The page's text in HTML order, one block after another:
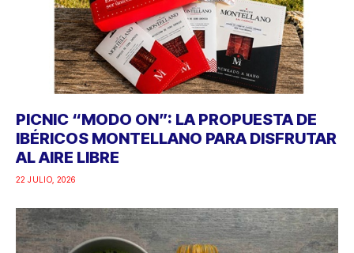
PICNIC “MODO ON”: LA PROPUESTA DE
IBÉRICOS MONTELLANO PARA DISFRUTAR
AL AIRE LIBRE
22 JULIO, 2026